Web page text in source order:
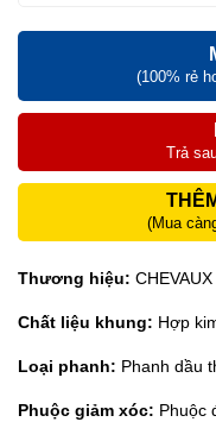
(100% rẻ
Trả
(Mua
Thương hiệu: CHEVAUX
Chất liệu khung: Hợp
Loại phanh: Phanh dầu
Phuộc giảm xóc: Phuộc